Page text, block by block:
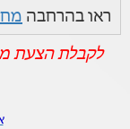
ראו בהרחבה
לקבלת הצעת